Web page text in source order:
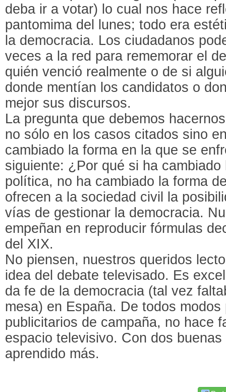
deba ir a votar) lo cual nos hace
pantomima del lunes; todo era
la democracia. Los ciudadanos
veces a la red para rememorar el
quién venció realmente o de si
donde mentían los candidatos o
mejor sus discursos.
La pregunta que debemos
no sólo en los casos citados sino
cambiado la forma en la que se
siguiente: ¿Por qué si ha
política, no ha cambiado la forma
ofrecen a la sociedad civil la
vías de gestionar la democracia.
empeñan en reproducir fórmulas
del XIX.
No piensen, nuestros queridos
idea del debate televisado. Es
da fe de la democracia (tal vez
mesa) en España. De todos modos
publicitarios de campaña, no hace
espacio televisivo. Con dos
aprendido más.